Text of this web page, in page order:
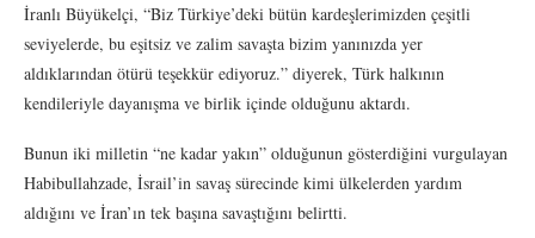
İranlı Büyükelçi, “Biz Türkiye’deki bütün kardeşlerimizden çeşitli
seviyelerde, bu eşitsiz ve zalim savaşta bizim yanınızda yer
aldıklarından ötürü teşekkür ediyoruz.” diyerek, Türk halkının
kendileriyle dayanışma ve birlik içinde olduğunu aktardı.
Bunun iki milletin “ne kadar yakın” olduğunun gösterdiğini vurgulayan
Habibullahzade, İsrail’in savaş sürecinde kimi ülkelerden yardım
aldığını ve İran’ın tek başına savaştığını belirtti.